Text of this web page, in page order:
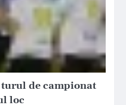
de campionat
loc